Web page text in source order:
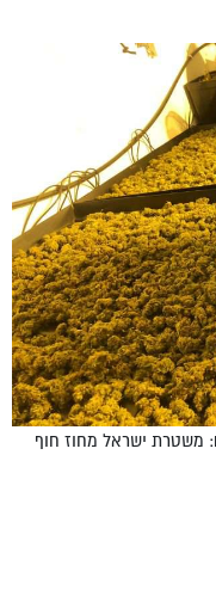
משטרת ישראל מחוז חוף